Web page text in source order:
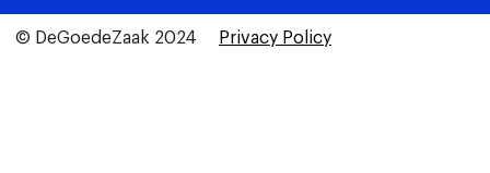
© DeGoedeZaak 2024 Privacy Policy